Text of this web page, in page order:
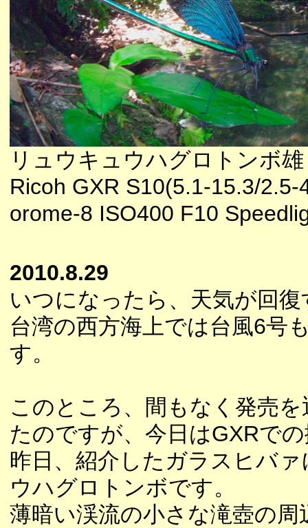
リュウキュウハグロトンボ雄
Ricoh GXR S10(5.1-15.3/2.5-
orome-8 ISO400 F10
2010.8.29
いつになったら、天気が回
台湾の西方海上では台風6号
す。
このところ、間もなく発売
たのですが、今日はGXRで
昨日、紹介したガラスヒバ
ウハグロトンボです。
薄暗い渓流の小さな滝壺の